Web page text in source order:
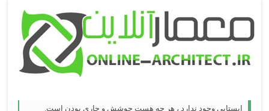
ایستایی وجود ندارد ، هر چه هست جوشش و جاری بودن است.